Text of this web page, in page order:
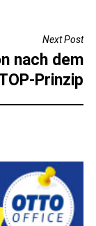
Next Post
nach dem
Prinzip